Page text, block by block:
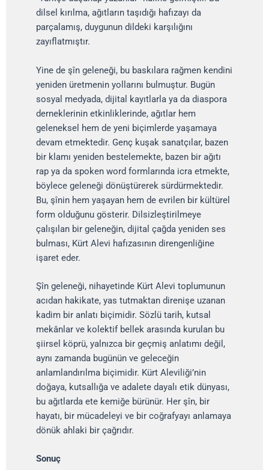
dilsel kırılma, ağıtların taşıdığı hafızayı da
parçalamış, duygunun dildeki karşılığını
zayıflatmıştır.
Yine de şîn geleneği, bu baskılara rağmen kendini
yeniden üretmenin yollarını bulmuştur. Bugün
sosyal medyada, dijital kayıtlarla ya da diaspora
derneklerinin etkinliklerinde, ağıtlar hem
geleneksel hem de yeni biçimlerde yaşamaya
devam etmektedir. Genç kuşak sanatçılar, bazen
bir klamı yeniden bestelemekte, bazen bir ağıtı
rap ya da spoken word formlarında icra etmekte,
böylece geleneği dönüştürerek sürdürmektedir.
Bu, şînin hem yaşayan hem de evrilen bir kültürel
form olduğunu gösterir. Dilsizleştirilmeye
çalışılan bir geleneğin, dijital çağda yeniden ses
bulması, Kürt Alevi hafızasının direngenliğine
işaret eder.
Şîn geleneği, nihayetinde Kürt Alevi toplumunun
acıdan hakikate, yas tutmaktan direnişe uzanan
kadim bir anlatı biçimidir. Sözlü tarih, kutsal
mekânlar ve kolektif bellek arasında kurulan bu
şiirsel köprü, yalnızca bir geçmiş anlatımı değil,
aynı zamanda bugünün ve geleceğin
anlamlandırılma biçimidir. Kürt Aleviliği’nin
doğaya, kutsallığa ve adalete dayalı etik dünyası,
bu ağıtlarda ete kemiğe bürünür. Her şîn, bir
hayatı, bir mücadeleyi ve bir coğrafyayı anlamaya
dönük ahlaki bir çağrıdır.
Sonuç